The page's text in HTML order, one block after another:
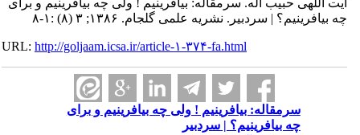
آیت اللهی حبیب اله. سرمقاله: بیافرینیم ! ولی چه بیافرینیم و برای
چه بیافرینیم؟ | سردبیر. نشریه علمی گلجام. ۱۳۸۶; ۳ (۸) :۱-۸
URL:http://goljaam.icsa.ir/article-۱-۳۷۴-fa.html
سرمقاله: بیافرینیم ! ولی چه بیافرینیم و برای
چه بیافرینیم؟ | سردبیر